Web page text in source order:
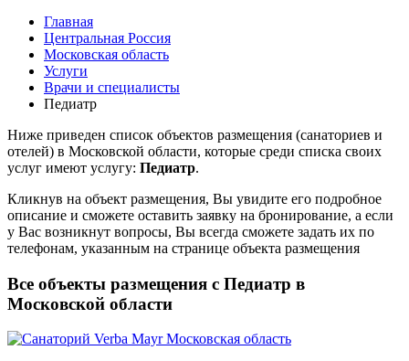
Главная
Центральная Россия
Московская область
Услуги
Врачи и специалисты
Педиатр
Ниже приведен список объектов размещения (санаториев и
отелей) в Московской области, которые среди списка своих
услуг имеют услугу: Педиатр.
Кликнув на объект размещения, Вы увидите его подробное
описание и сможете оставить заявку на бронирование, а если
у Вас возникнут вопросы, Вы всегда сможете задать их по
телефонам, указанным на странице объекта размещения
Все объекты размещения с Педиатр в
Московской области